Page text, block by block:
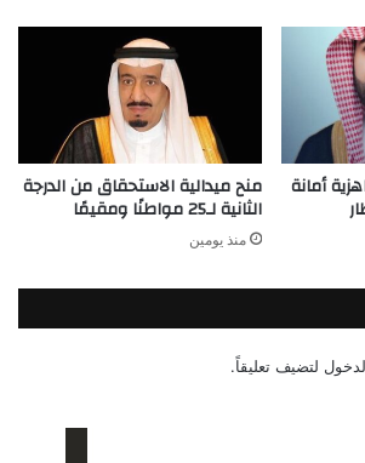
أمانة منح ميدالية الاستحقاق من الدرجة
الثانية لـ25 مواطنًا ومقيمًا
منذ يومين
لتضيف تعليقاً.